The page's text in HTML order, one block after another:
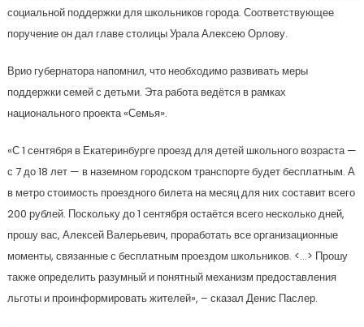
социальной поддержки для школьников города. Соответствующее
поручение он дал главе столицы Урала Алексею Орлову.
Врио губернатора напомнил, что необходимо развивать меры
поддержки семей с детьми. Эта работа ведётся в рамках
национального проекта «Семья».
«С 1 сентября в Екатеринбурге проезд для детей школьного возраста —
с 7 до 18 лет — в наземном городском транспорте будет бесплатным. А
в метро стоимость проездного билета на месяц для них составит всего
200 рублей. Поскольку до 1 сентября остаётся всего несколько дней,
прошу вас, Алексей Валерьевич, проработать все организационные
моменты, связанные с бесплатным проездом школьников. <…> Прошу
также определить разумный и понятный механизм предоставления
льготы и проинформировать жителей», – сказал Денис Паслер.